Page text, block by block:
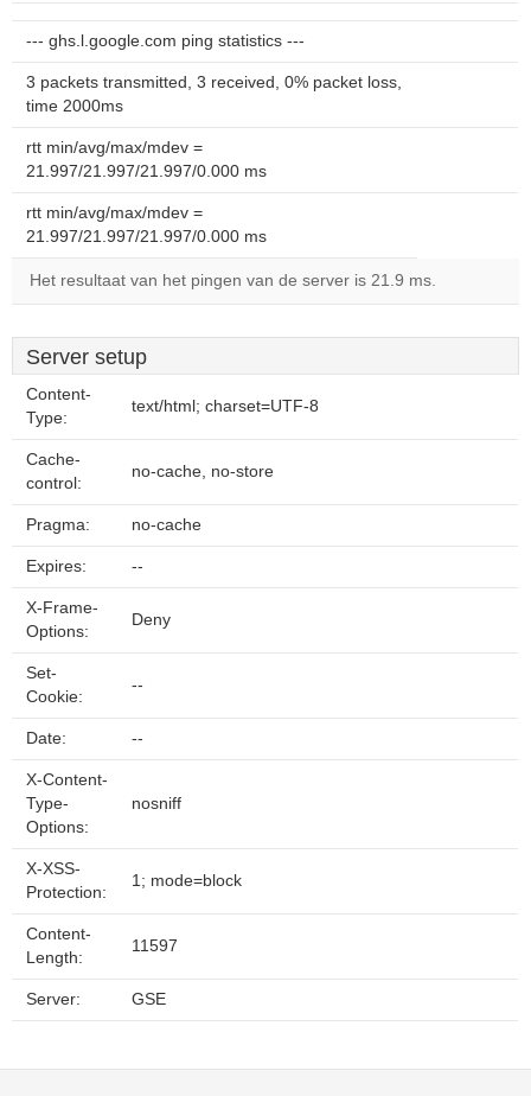
--- ghs.l.google.com ping statistics ---
3 packets transmitted, 3 received, 0% packet loss,
time 2000ms
rtt min/avg/max/mdev =
21.997/21.997/21.997/0.000 ms
rtt min/avg/max/mdev =
21.997/21.997/21.997/0.000 ms
Het resultaat van het pingen van de server is 21.9 ms.
Server setup
Content-
Type:
text/html; charset=UTF-8
Cache-
control:
no-cache, no-store
Pragma: no-cache
Expires: --
X-Frame-
Options:
Deny
Set-
Cookie:
--
Date: --
X-Content-
Type-
Options:
nosniff
X-XSS-
Protection:
1; mode=block
Content-
Length:
11597
Server: GSE